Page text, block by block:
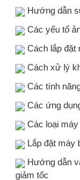
Hướng dẫn
Các yếu tố
Cách lắp
Cách xử lý
Các tính
Các ứng
Các loại
Lắp đặt máy
Hướng dẫn
giảm tốc